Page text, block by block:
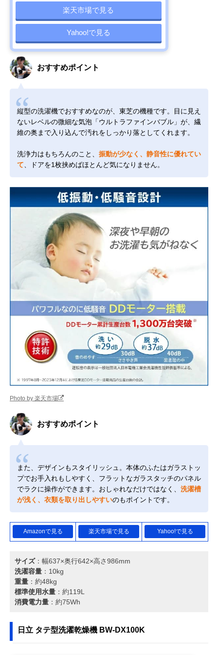
楽天市場で見る
Yahoo!で見る
おすすめポイント
縦型の洗濯機でおすすめなのが、東芝の機種です。目に見え
ないレベルの微細な気泡「ウルトラファインバブル」が、繊
維の奥まで入り込んで汚れをしっかり落としてくれます。
洗浄力はもちろんのこと、 振動が少なく、静音性に優れてい
て 、ドアを1枚挟めばほとんど気になりません。
Photo by 楽天市場
おすすめポイント
また、デザインもスタイリッシュ。本体のふたはガラストッ
プでお手入れもしやすく、フラットなガラスタッチのパネル
でラクに操作ができます。おしゃれなだけではなく、 洗濯槽
が浅く、衣類を取り出しやすいのもポイントです。
Amazonで見る 楽天市場で見る Yahoo!で見る
サイズ：幅637×奥行642×高さ986mm
洗濯容量 ：10kg
重量 ：約48kg
標準使用水量 ：約119L
消費電力量 ：約75Wh
日立 タテ型洗濯乾燥機 BW-DX100K